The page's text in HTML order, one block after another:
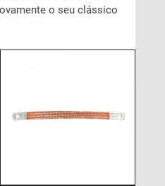
o seu clássico